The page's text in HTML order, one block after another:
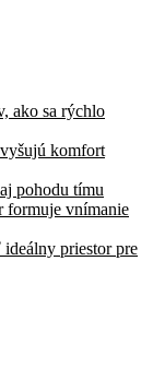
ako sa rýchlo
komfort
pohodu tímu
formuje vnímanie
priestor pre